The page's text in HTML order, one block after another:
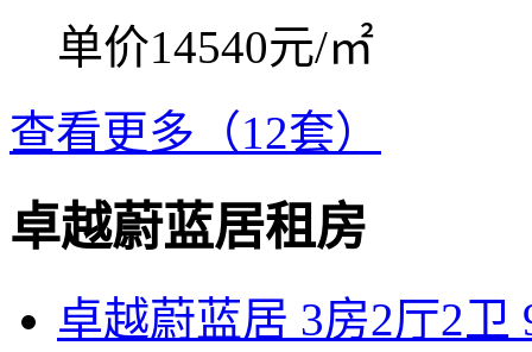
单价14540元/㎡
查看更多（12套）
卓越蔚蓝居租房
卓越蔚蓝居 3房2厅2卫